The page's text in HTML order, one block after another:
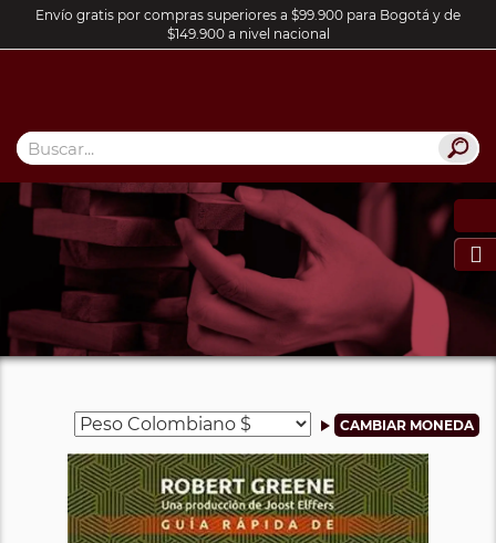
Envío gratis por compras superiores a $99.900 para Bogotá y de
$149.900 a nivel nacional
